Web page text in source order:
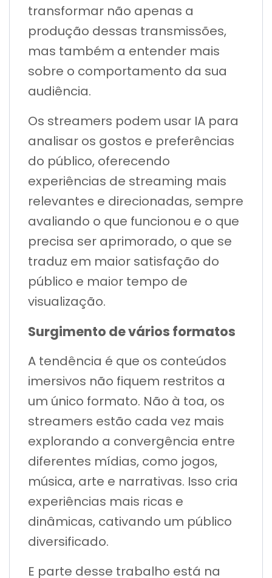
transformar não apenas a
produção dessas transmissões,
mas também a entender mais
sobre o comportamento da sua
audiência.
Os streamers podem usar IA para
analisar os gostos e preferências
do público, oferecendo
experiências de streaming mais
relevantes e direcionadas, sempre
avaliando o que funcionou e o que
precisa ser aprimorado, o que se
traduz em maior satisfação do
público e maior tempo de
visualização.
Surgimento de vários formatos
A tendência é que os conteúdos
imersivos não fiquem restritos a
um único formato. Não à toa, os
streamers estão cada vez mais
explorando a convergência entre
diferentes mídias, como jogos,
música, arte e narrativas. Isso cria
experiências mais ricas e
dinâmicas, cativando um público
diversificado.
E parte desse trabalho está na